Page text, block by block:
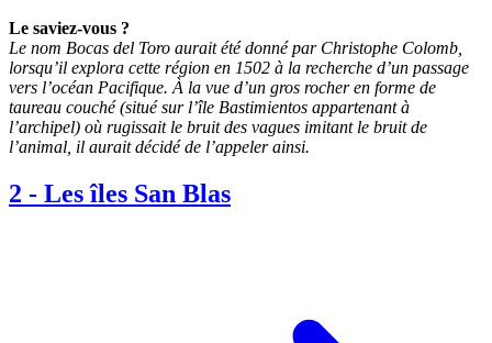
Le saviez-vous ?
Le nom Bocas del Toro aurait été donné par Christophe Colomb,
lorsqu’il explora cette région en 1502 à la recherche d’un passage
vers l’océan Pacifique. À la vue d’un gros rocher en forme de
taureau couché (situé sur l’île Bastimientos appartenant à
l’archipel) où rugissait le bruit des vagues imitant le bruit de
l’animal, il aurait décidé de l’appeler ainsi.
2 - Les îles San Blas